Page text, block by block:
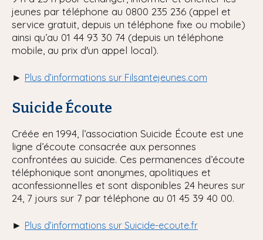
jeunes par téléphone au 0800 235 236 (appel et
service gratuit, depuis un téléphone fixe ou mobile)
ainsi qu’au 01 44 93 30 74 (depuis un téléphone
mobile, au prix d'un appel local).
► Plus d’informations sur Filsantejeunes.com
Suicide Écoute
Créée en 1994, l’association Suicide Écoute est une
ligne d’écoute consacrée aux personnes
confrontées au suicide. Ces permanences d’écoute
téléphonique sont anonymes, apolitiques et
aconfessionnelles et sont disponibles 24 heures sur
24, 7 jours sur 7 par téléphone au 01 45 39 40 00.
► Plus d’informations sur Suicide-ecoute.fr